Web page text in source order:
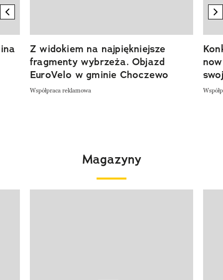
previous element
Z widokiem na najpiękniejsze
fragmenty wybrzeża. Objazd
EuroVelo w gminie Choczewo
Współpraca reklamowa
Magazyny